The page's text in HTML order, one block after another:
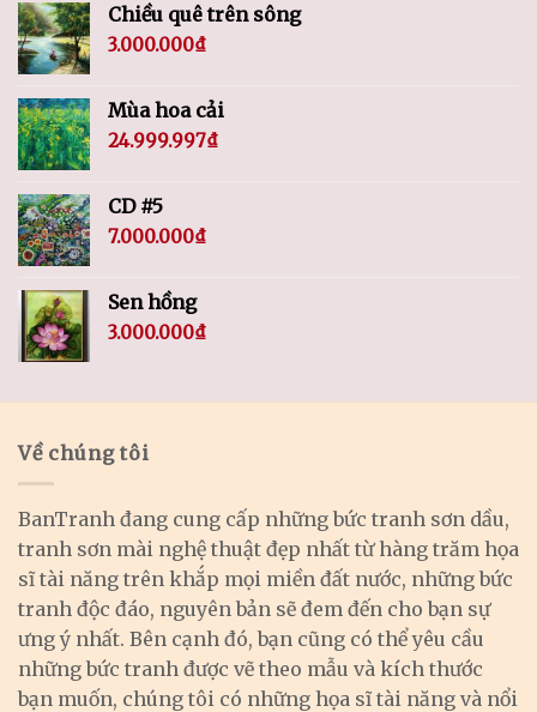
Chiều quê trên sông
3.000.000₫
Mùa hoa cải
24.999.997₫
CD #5
7.000.000₫
Sen hồng
3.000.000₫
Về chúng tôi
BanTranh đang cung cấp những bức tranh sơn dầu,
tranh sơn mài nghệ thuật đẹp nhất từ hàng trăm họa
sĩ tài năng trên khắp mọi miền đất nước, những bức
tranh độc đáo, nguyên bản sẽ đem đến cho bạn sự
ưng ý nhất. Bên cạnh đó, bạn cũng có thể yêu cầu
những bức tranh được vẽ theo mẫu và kích thước
bạn muốn, chúng tôi có những họa sĩ tài năng và nổi